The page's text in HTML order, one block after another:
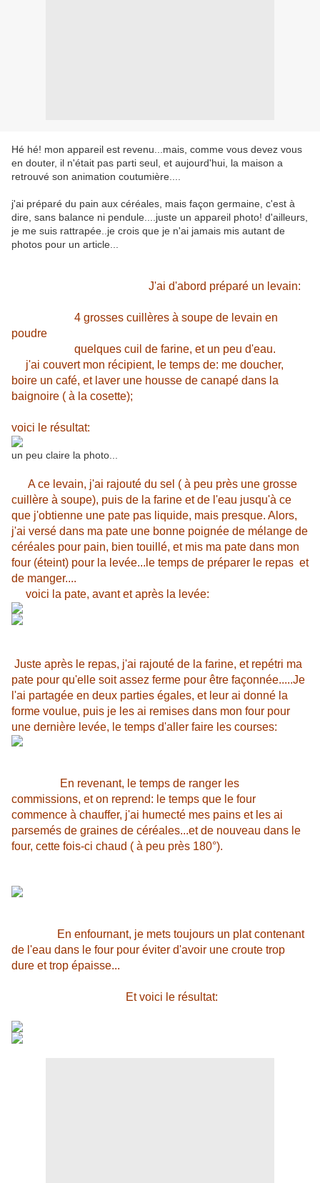
Hé hé! mon appareil est revenu...mais, comme vous devez vous
en douter, il n'était pas parti seul, et aujourd'hui, la maison a
retrouvé son animation coutumière....
j'ai préparé du pain aux céréales, mais façon germaine, c'est à
dire, sans balance ni pendule....juste un appareil photo! d'ailleurs,
je me suis rattrapée..je crois que je n'ai jamais mis autant de
photos pour un article...
J'ai d'abord préparé un levain:
4 grosses cuillères à soupe de levain en
poudre
quelques cuil de farine, et un peu d'eau.
j'ai couvert mon récipient, le temps de: me doucher,
boire un café, et laver une housse de canapé dans la
baignoire ( à la cosette);
voici le résultat:
un peu claire la photo...
A ce levain, j'ai rajouté du sel ( à peu près une grosse
cuillère à soupe), puis de la farine et de l'eau jusqu'à ce
que j'obtienne une pate pas liquide, mais presque. Alors,
j'ai versé dans ma pate une bonne poignée de mélange de
céréales pour pain, bien touillé, et mis ma pate dans mon
four (éteint) pour la levée...le temps de préparer le repas et
de manger....
voici la pate, avant et après la levée:
Juste après le repas, j'ai rajouté de la farine, et repétri ma
pate pour qu'elle soit assez ferme pour être façonnée.....Je
l'ai partagée en deux parties égales, et leur ai donné la
forme voulue, puis je les ai remises dans mon four pour
une dernière levée, le temps d'aller faire les courses:
En revenant, le temps de ranger les
commissions, et on reprend: le temps que le four
commence à chauffer, j'ai humecté mes pains et les ai
parsemés de graines de céréales...et de nouveau dans le
four, cette fois-ci chaud ( à peu près 180°).
En enfournant, je mets toujours un plat contenant
de l'eau dans le four pour éviter d'avoir une croute trop
dure et trop épaisse...
Et voici le résultat: